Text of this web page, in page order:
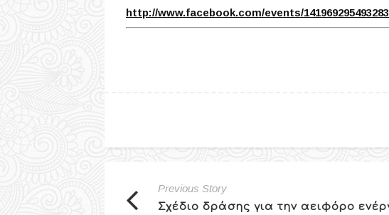
http://www.facebook.com/events/
Previous Story
Σχέδιο δράσης για την αειφόρο